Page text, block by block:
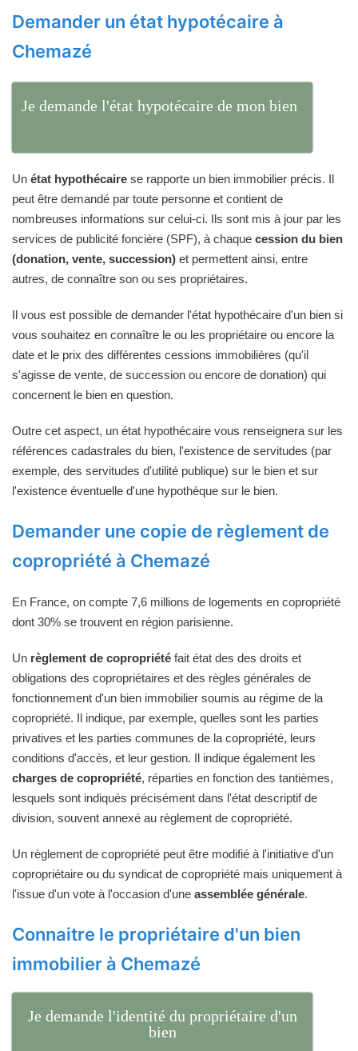
Demander un état hypotécaire à
Chemazé
Je demande l'état hypotécaire de mon bien
Un état hypothécaire se rapporte un bien immobilier précis. Il
peut être demandé par toute personne et contient de
nombreuses informations sur celui-ci. Ils sont mis à jour par les
services de publicité foncière (SPF), à chaque cession du bien
(donation, vente, succession) et permettent ainsi, entre
autres, de connaître son ou ses propriétaires.
Il vous est possible de demander l'état hypothécaire d'un bien si
vous souhaitez en connaître le ou les propriétaire ou encore la
date et le prix des différentes cessions immobilières (qu'il
s'agisse de vente, de succession ou encore de donation) qui
concernent le bien en question.
Outre cet aspect, un état hypothécaire vous renseignera sur les
références cadastrales du bien, l'existence de servitudes (par
exemple, des servitudes d'utilité publique) sur le bien et sur
l'existence éventuelle d'une hypothèque sur le bien.
Demander une copie de règlement de
copropriété à Chemazé
En France, on compte 7,6 millions de logements en copropriété
dont 30% se trouvent en région parisienne.
Un règlement de copropriété fait état des des droits et
obligations des copropriétaires et des règles générales de
fonctionnement d'un bien immobilier soumis au régime de la
copropriété. Il indique, par exemple, quelles sont les parties
privatives et les parties communes de la copropriété, leurs
conditions d'accès, et leur gestion. Il indique également les
charges de copropriété, réparties en fonction des tantièmes,
lesquels sont indiqués précisément dans l'état descriptif de
division, souvent annexé au règlement de copropriété.
Un règlement de copropriété peut être modifié à l'initiative d'un
copropriétaire ou du syndicat de copropriété mais uniquement à
l'issue d'un vote à l'occasion d'une assemblée générale.
Connaitre le propriétaire d'un bien
immobilier à Chemazé
Je demande l'identité du propriétaire d'un
bien